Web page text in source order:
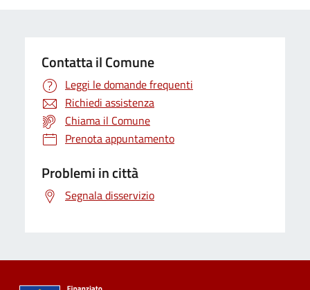
Contatta il Comune
Leggi le domande frequenti
Richiedi assistenza
Chiama il Comune
Prenota appuntamento
Problemi in città
Segnala disservizio